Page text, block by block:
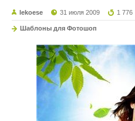
lekoese 31 июля 2009 1 776
Шаблоны для Фотошоп